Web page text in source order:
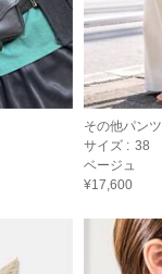
その他パンツ
サイズ : 38
ベージュ
¥17,600